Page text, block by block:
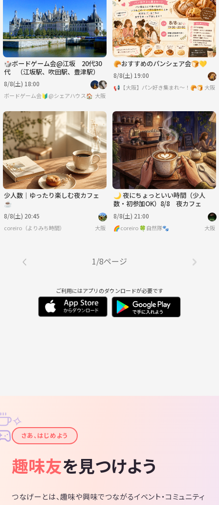
🎲ボードゲーム会@江坂 20代30
代 （江坂駅、吹田駅、豊津駅）
8/8(土) 18:00
ボードゲーム会🔰@シェアハウス🏠️ 大阪
🥐おすすめのパンシェア会🍞💛
8/8(土) 19:00
📢【大阪】パン好き集まれ〜！🥐🍞 大阪
少人数｜ゆったり楽しむ夜カフェ
☕️
8/8(土) 20:45
coreiro（よりみち時間） 大阪
🌙 夜にちょっといい時間（少人
数・初参加OK）8/8 夜カフェ
8/8(土) 21:00
🌈coreiro 🍀自然隊🐾 大阪
1/8ページ
ご利用にはアプリのダウンロードが必要です
✦
✧
さあ、はじめよう
趣味友を見つけよう
つなげーとは、趣味や興味でつながるイベント・コミュニティ